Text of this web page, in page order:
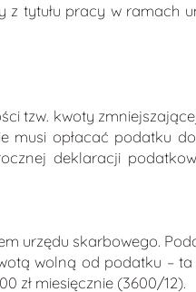
z tytułu pracy w ramach
tzw. kwoty zmniejszającej
opłacać podatku
deklaracji
urzędu skarbowego.
wolną od podatku –
zł miesięcznie (3600/12).